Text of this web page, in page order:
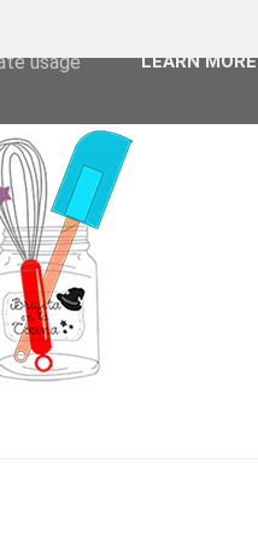
agent
usage
LEARN MORE